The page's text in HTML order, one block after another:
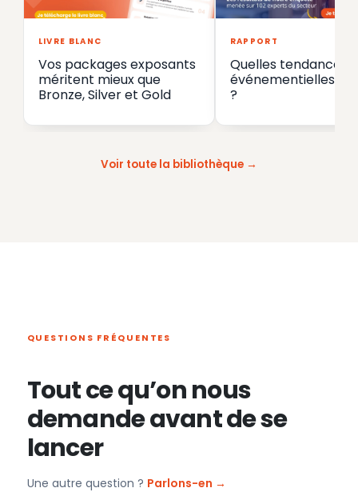
LIVRE BLANC
Vos packages exposants
méritent mieux que
Bronze, Silver et Gold
RAPPORT
Quelles tendances
événementielles en
?
Voir toute la bibliothèque
QUESTIONS FRÉQUENTES
Tout ce qu’on nous
demande avant de se
lancer
Une autre question ? Parlons-en →